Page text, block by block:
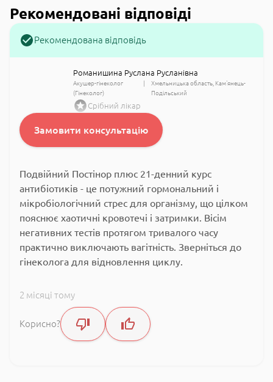
Рекомендовані відповіді
Рекомендована відповідь
Романишина Руслана Русланівна
Акушер-гінеколог
(Гінеколог)
Хмельницька область Кам'янець-
Подільський
Срібний лікар
Замовити консультацію
Подвійний Постінор плюс 21-денний курс
антибіотиків - це потужний гормональний і
мікробіологічний стрес для організму, що цілком
пояснює хаотичні кровотечі і затримки. Вісім
негативних тестів протягом тривалого часу
практично виключають вагітність. Зверніться до
гінеколога для відновлення циклу.
2 місяці тому
Корисно?